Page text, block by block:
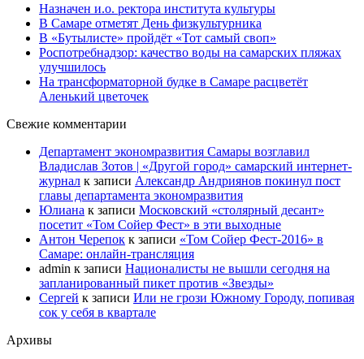
Назначен и.о. ректора института культуры
В Самаре отметят День физкультурника
В «Бутылисте» пройдёт «Тот самый своп»
Роспотребнадзор: качество воды на самарских пляжах
улучшилось
На трансформаторной будке в Самаре расцветёт
Аленький цветочек
Свежие комментарии
Департамент экономразвития Самары возглавил
Владислав Зотов | «Другой город» самарский интернет-
журнал к записи Александр Андриянов покинул пост
главы департамента экономразвития
Юлиана к записи Московский «столярный десант»
посетит «Том Сойер Фест» в эти выходные
Антон Черепок к записи «Том Сойер Фест-2016» в
Самаре: онлайн-трансляция
admin к записи Националисты не вышли сегодня на
запланированный пикет против «Звезды»
Сергей к записи Или не грози Южному Городу, попивая
сок у себя в квартале
Архивы